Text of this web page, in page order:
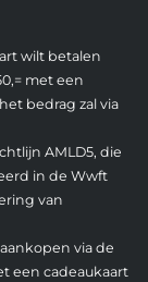
wilt betalen
met een
bedrag zal via
AMLD5, die
in de Wwft
van
via de
een cadeaukaart